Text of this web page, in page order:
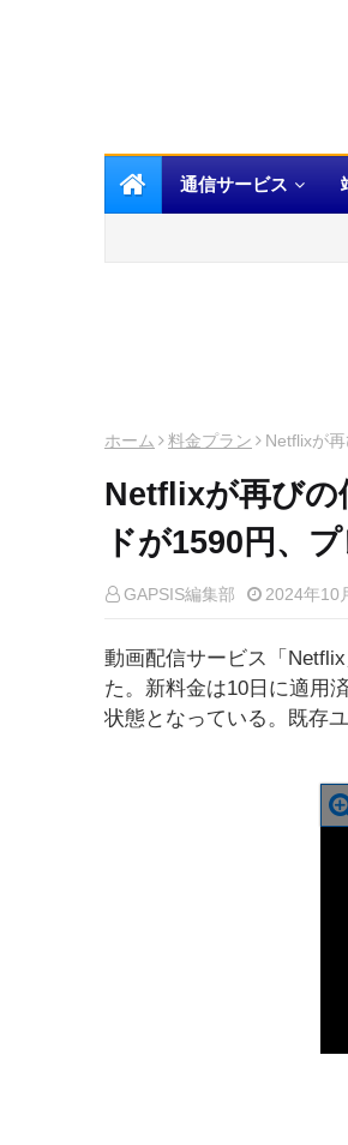
通信サービス
ホーム 料金プラン Netflixが
Netflixが再びの
ドが1590円、
GAPSIS編集部 2024年10
動画配信サービス「
た。新料金は10日に適用
状態となっている。既存